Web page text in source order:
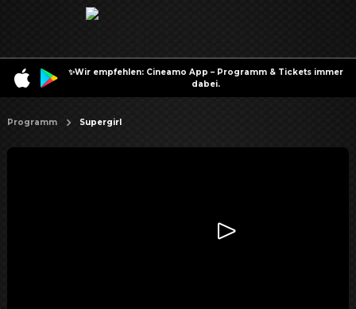
✨Wir empfehlen: Cineamo App – Programm & Tickets immer
dabei.
Programm Supergirl